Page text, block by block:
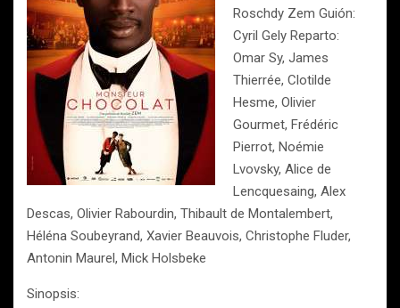
Roschdy Zem Guión:
Cyril Gely Reparto:
Omar Sy, James
Thierrée, Clotilde
Hesme, Olivier
Gourmet, Frédéric
Pierrot, Noémie
Lvovsky, Alice de
Lencquesaing, Alex
Descas, Olivier Rabourdin, Thibault de Montalembert,
Héléna Soubeyrand, Xavier Beauvois, Christophe Fluder,
Antonin Maurel, Mick Holsbeke
Sinopsis: